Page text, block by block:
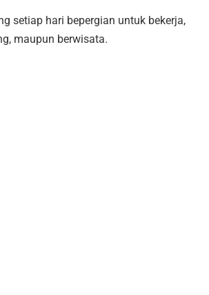
setiap hari bepergian untuk bekerja,
maupun berwisata.